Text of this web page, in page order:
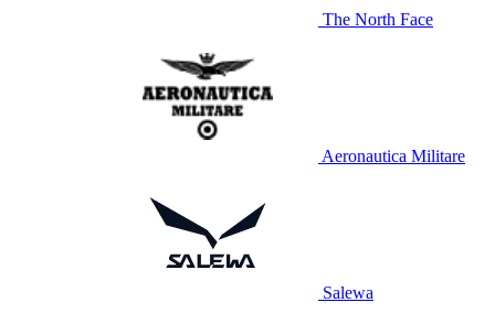
The North Face
Aeronautica Militare
Salewa